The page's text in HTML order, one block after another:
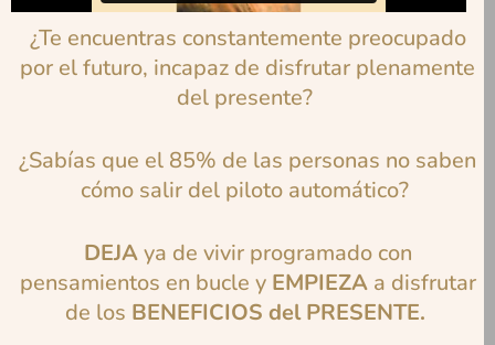
¿Te encuentras constantemente preocupado
por el futuro, incapaz de disfrutar plenamente
del presente?
¿Sabías que el 85% de las personas no saben
cómo salir del piloto automático?
DEJAya de vivir programado con
pensamientos en bucle y EMPIEZAa disfrutar
de los BENEFICIOS del PRESENTE.